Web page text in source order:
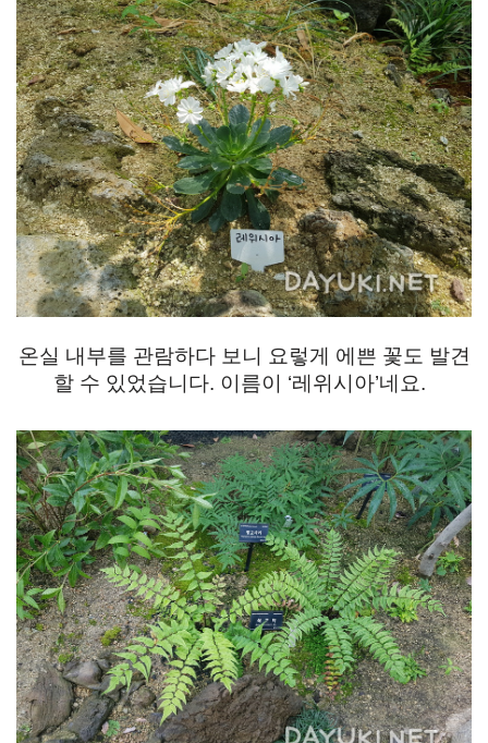
온실 내부를 관람하다 보니 요렇게 에쁜 꽃도 발견
할 수 있었습니다. 이름이 ‘레위시아’네요.